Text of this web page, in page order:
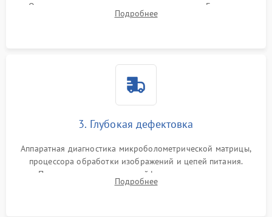
Очистка внутренних плат от окислов и пыли. Бережная
обработка германиевого объектива специализированными
Подробнее
3. Глубокая дефектовка
Аппаратная диагностика микроболометрической матрицы,
процессора обработки изображений и цепей питания.
Проверка целостности шлейфов, модуля памяти и
интерфейсов связи. Выявление сгоревших SMD-компонентов
Подробнее